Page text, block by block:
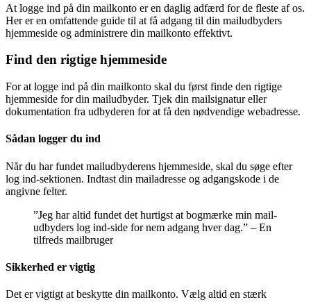
At logge ind på din mailkonto er en daglig adfærd for de fleste af os.
Her er en omfattende guide til at få adgang til din mailudbyders
hjemmeside og administrere din mailkonto effektivt.
Find den rigtige hjemmeside
For at logge ind på din mailkonto skal du først finde den rigtige
hjemmeside for din mailudbyder. Tjek din mailsignatur eller
dokumentation fra udbyderen for at få den nødvendige webadresse.
Sådan logger du ind
Når du har fundet mailudbyderens hjemmeside, skal du søge efter
log ind-sektionen. Indtast din mailadresse og adgangskode i de
angivne felter.
”Jeg har altid fundet det hurtigst at bogmærke min mail-
udbyders log ind-side for nem adgang hver dag.” – En
tilfreds mailbruger
Sikkerhed er vigtig
Det er vigtigt at beskytte din mailkonto. Vælg altid en stærk